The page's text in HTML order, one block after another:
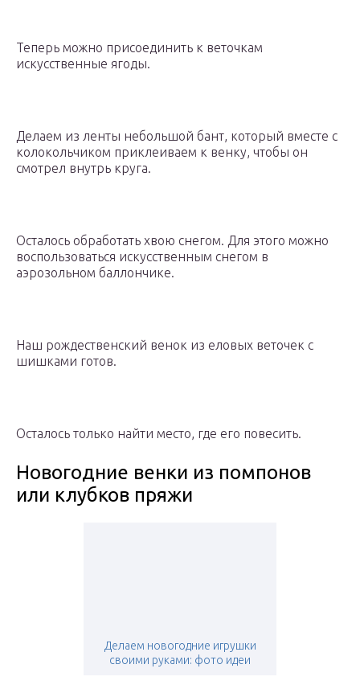
Теперь можно присоединить к веточкам
искусственные ягоды.
Делаем из ленты небольшой бант, который вместе с
колокольчиком приклеиваем к венку, чтобы он
смотрел внутрь круга.
Осталось обработать хвою снегом. Для этого можно
воспользоваться искусственным снегом в
аэрозольном баллончике.
Наш рождественский венок из еловых веточек с
шишками готов.
Осталось только найти место, где его повесить.
Новогодние венки из помпонов
или клубков пряжи
Делаем новогодние игрушки
своими руками: фото идеи